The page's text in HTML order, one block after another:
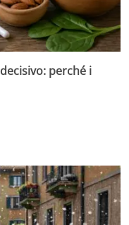
perché i